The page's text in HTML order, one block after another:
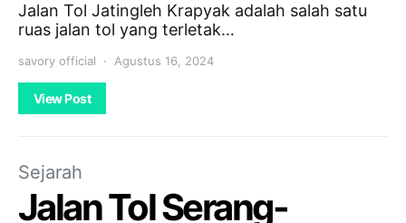
Jalan Tol Jatingleh Krapyak adalah salah satu
ruas jalan tol yang terletak…
savory official Agustus 16, 2024
View Post
Sejarah
Jalan Tol Serang-